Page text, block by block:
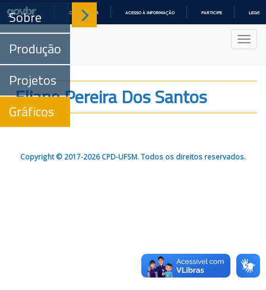
COMUNICA BR ACESSO À INFORMAÇÃO PARTICIPE
Sobre
Produção
Projetos
Gráficos
Eliane Pereira Dos Santos
Copyright © 2017-2026 CPD-UFSM. Todos os direitos reservados.